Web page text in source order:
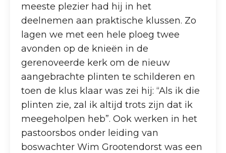
meeste plezier had hij in het
deelnemen aan praktische klussen. Zo
lagen we met een hele ploeg twee
avonden op de knieën in de
gerenoveerde kerk om de nieuw
aangebrachte plinten te schilderen en
toen de klus klaar was zei hij: “Als ik die
plinten zie, zal ik altijd trots zijn dat ik
meegeholpen heb”. Ook werken in het
pastoorsbos onder leiding van
boswachter Wim Grootendorst was een